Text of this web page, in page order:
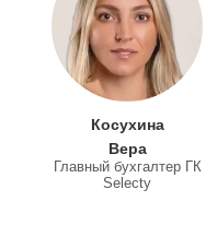
Косухина
Вера
Главный бухгалтер ГК
Selecty